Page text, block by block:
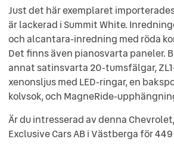
Just det här exemplaret
är lackerad i Summit White.
och alcantara-inredning med röda
Det finns även pianosvarta paneler.
annat satinsvarta 20-tumsfälgar,
xenonsljus med LED-ringar, en
kolvsok, och MagneRide-
Är du intresserad av denna
Exclusive Cars AB i Västberga för